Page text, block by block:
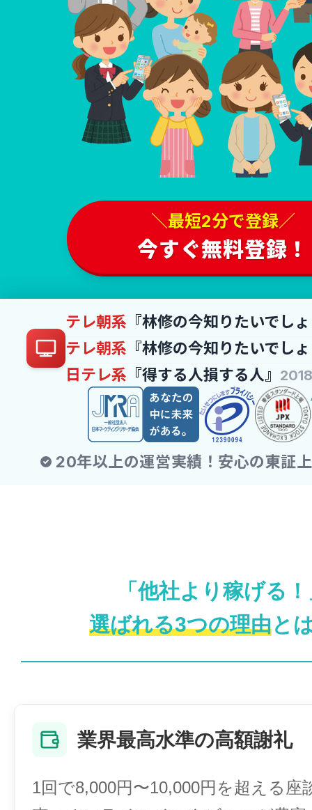
「他社より稼げる
選ばれる3つの理由と
業界最高水準の高額謝礼
1回で8,000円〜10,000円を超える座